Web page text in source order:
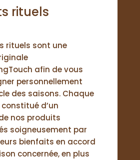
rituels
rituels sont une
afin de vous
personnellement
des saisons. Chaque
d’un
nos produits
soigneusement par
bienfaits en accord
concernée, en plus